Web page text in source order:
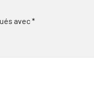
avec*